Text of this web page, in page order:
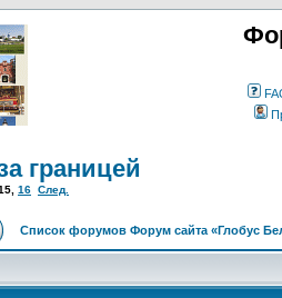
границей
16 След.
Список форумов Форум сайта «Глобус